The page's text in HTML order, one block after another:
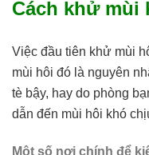
Cách khử mùi
Việc đầu tiên khử mùi
mùi hôi đó là nguyên
tè bậy, hay do phòng
dẫn đến mùi hôi khó
Một số nơi chính để